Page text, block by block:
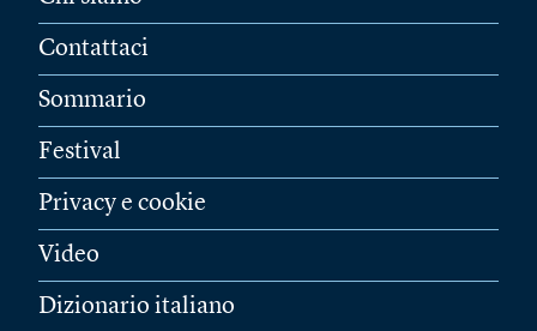
Contattaci
Sommario
Festival
Privacy e cookie
Video
Dizionario italiano